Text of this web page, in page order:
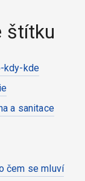
štítku
kdy-kde
a sanitace
čem se mluví